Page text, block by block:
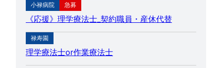
小禄病院 急募
《応援》理学療法士_契約職員・産休代替
禄寿園
理学療法士or作業療法士